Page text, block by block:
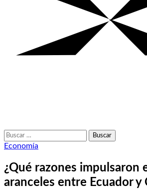
Buscar:
Economía
¿Qué razones impulsaron
aranceles entre Ecuador y